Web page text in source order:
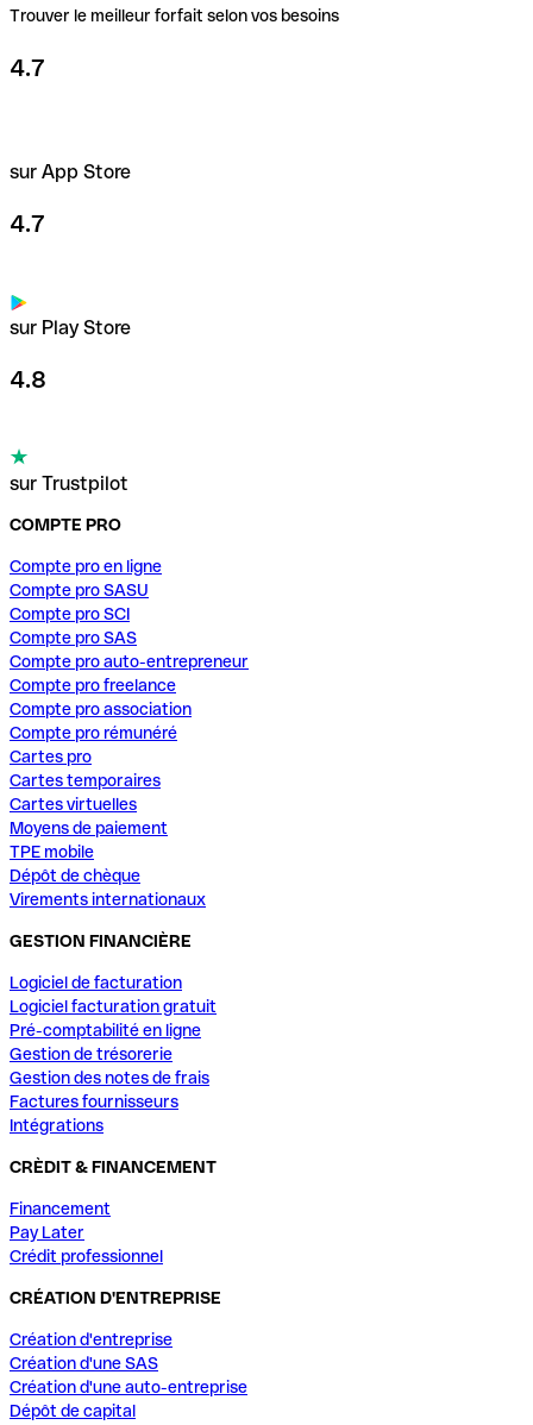
Trouver le meilleur forfait selon vos besoins
4.7
sur App Store
4.7
sur Play Store
4.8
sur Trustpilot
COMPTE PRO
Compte pro en ligne
Compte pro SASU
Compte pro SCI
Compte pro SAS
Compte pro auto-entrepreneur
Compte pro freelance
Compte pro association
Compte pro rémunéré
Cartes pro
Cartes temporaires
Cartes virtuelles
Moyens de paiement
TPE mobile
Dépôt de chèque
Virements internationaux
GESTION FINANCIÈRE
Logiciel de facturation
Logiciel facturation gratuit
Pré-comptabilité en ligne
Gestion de trésorerie
Gestion des notes de frais
Factures fournisseurs
Intégrations
CRÈDIT & FINANCEMENT
Financement
Pay Later
Crédit professionnel
CRÉATION D'ENTREPRISE
Création d'entreprise
Création d'une SAS
Création d'une auto-entreprise
Dépôt de capital